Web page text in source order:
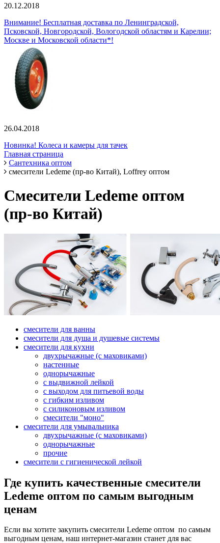
20.12.2018
Внимание! Бесплатная доставка по Ленинградской,
Псковской, Новгородской, Вологодской областям и Карелии;
Москве и Московской области*!
26.04.2018
Новинка! Колеса и камеры для тачек
Главная страница
Сантехника оптом
смесители Ledeme (пр-во Китай), Loffrey оптом
Смесители Ledeme оптом
(пр-во Китай)
смесители для ванны
смесители для душа и душевые системы
смесители для кухни
двухрычажные (с маховиками)
настенные
однорычажные
с выдвижной лейкой
с выходом для питьевой воды
с гибким изливом
с силиконовым изливом
смесители "моно"
смесители для умывальника
двухрычажные (с маховиками)
однорычажные
прочие
смесители с гигиенической лейкой
Где купить качественные смесители
Ledeme оптом по самым выгодным
ценам
Если вы хотите закупить смесители Ledeme оптом по самым
выгодным ценам, наш интернет-магазин станет для вас